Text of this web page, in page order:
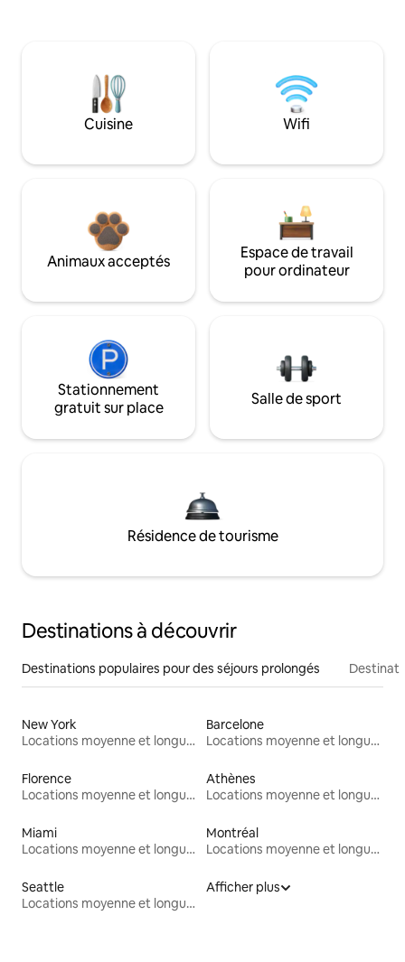
Cuisine Wifi
Animaux acceptés
Espace de travail
pour ordinateur
Stationnement
gratuit sur place
Salle de sport
Résidence de tourisme
Destinations à découvrir
Destinations populaires pour des séjours prolongés
New York
Locations moyenne et longue durée
Barcelone
Locations moyenne et longue durée
Florence
Locations moyenne et longue durée
Athènes
Locations moyenne et longue durée
Miami
Locations moyenne et longue durée
Montréal
Locations moyenne et longue durée
Seattle
Locations moyenne et longue durée
Afficher plus